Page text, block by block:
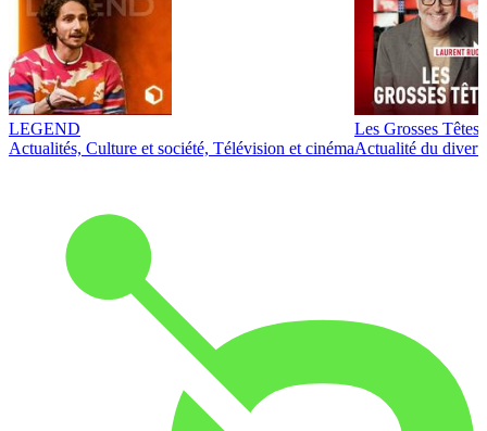
LEGEND
Actualités, Culture et société, Télévision et cinéma
Les Grosses Têtes
Actualité du